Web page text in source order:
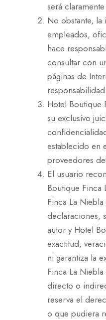
será
No obstante,
empleados,
hace
consultar con
páginas de
Hotel Boutique
su exclusivo
establecido en
proveedores
El usuario
Boutique
Finca La
declaraciones,
autor y Hotel
exactitud,
ni garantiza la
Finca La
directo o
reserva el
o que pudiera